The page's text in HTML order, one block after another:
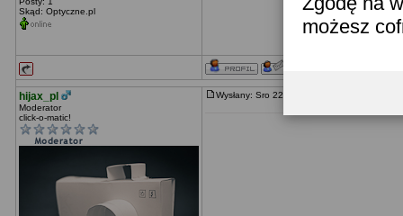
możesz
Skąd: Optyczne.pl
hijax_pl
Moderator
click-o-matic!
Wysłany: Sro 22 Maj, 2013